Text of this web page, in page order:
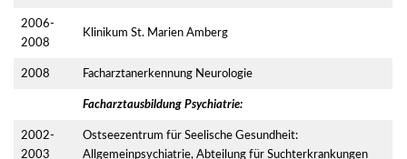
2006-
2008
Klinikum St. Marien Amberg
2008 Facharztanerkennung Neurologie
Facharztausbildung Psychiatrie:
2002-
2003
Ostseezentrum für Seelische Gesundheit:
Allgemeinpsychiatrie, Abteilung für Suchterkrankungen